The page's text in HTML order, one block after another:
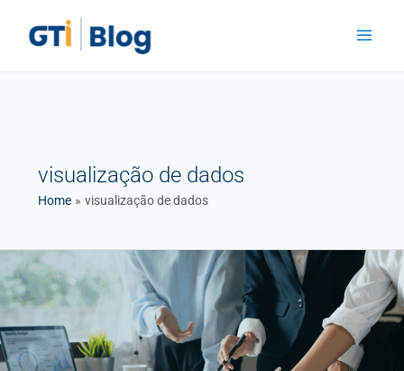
content
visualização de dados
Home visualização de dados
Microsoft
Power
BI:
Dados
em